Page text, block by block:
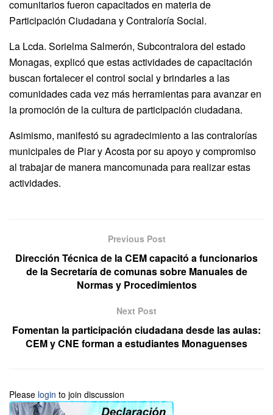
comunitarios fueron capacitados en materia de
Participación Ciudadana y Contraloría Social.
La Lcda. Sorielma Salmerón, Subcontralora del estado
Monagas, explicó que estas actividades de capacitación
buscan fortalecer el control social y brindarles a las
comunidades cada vez más herramientas para avanzar en
la promoción de la cultura de participación ciudadana.
Asimismo, manifestó su agradecimiento a las contralorías
municipales de Piar y Acosta por su apoyo y compromiso
al trabajar de manera mancomunada para realizar estas
actividades.
Previous Post
Dirección Técnica de la CEM capacitó a funcionarios
de la Secretaría de comunas sobre Manuales de
Normas y Procedimientos
Next Post
Fomentan la participación ciudadana desde las aulas:
CEM y CNE forman a estudiantes Monaguenses
Please login to join discussion